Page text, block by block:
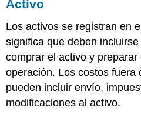
Activo
Los activos se registran en
significa que deben
comprar el activo y
operación. Los costos fuera
pueden incluir envío,
modificaciones al activo.